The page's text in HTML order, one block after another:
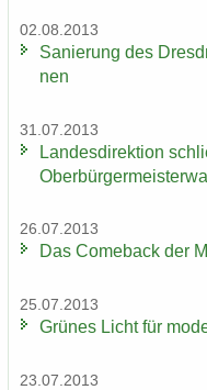
02.08.2013
Sa­nie­rung des
nen
31.07.2013
Lan­des­di­rek­ti­on
26.07.2013
Das Come­back der
25.07.2013
Grü­nes Licht für
23.07.2013